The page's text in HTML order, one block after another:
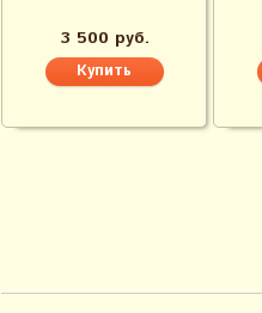
3 500 руб.